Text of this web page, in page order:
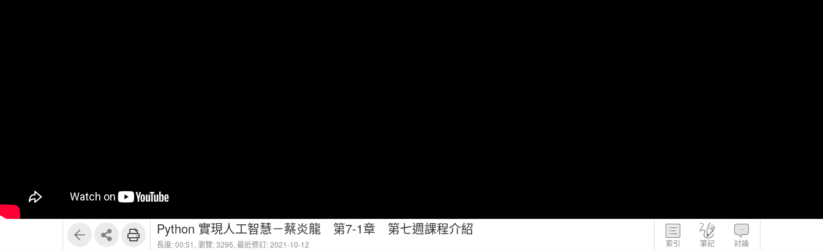
索引 筆記 討論
Python 實現人工智慧－蔡炎龍 第7-1章 第七週課程介紹
長度: 00:51, 瀏覽: 3295, 最近修訂: 2021-10-12